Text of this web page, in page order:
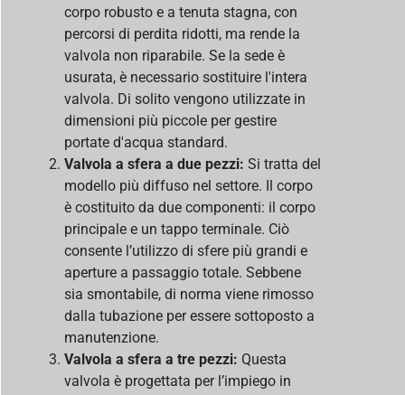
corpo robusto e a tenuta stagna, con
percorsi di perdita ridotti, ma rende la
valvola non riparabile. Se la sede è
usurata, è necessario sostituire l'intera
valvola. Di solito vengono utilizzate in
dimensioni più piccole per gestire
portate d'acqua standard.
Valvola a sfera a due pezzi: Si tratta del
modello più diffuso nel settore. Il corpo
è costituito da due componenti: il corpo
principale e un tappo terminale. Ciò
consente l’utilizzo di sfere più grandi e
aperture a passaggio totale. Sebbene
sia smontabile, di norma viene rimosso
dalla tubazione per essere sottoposto a
manutenzione.
Valvola a sfera a tre pezzi: Questa
valvola è progettata per l’impiego in